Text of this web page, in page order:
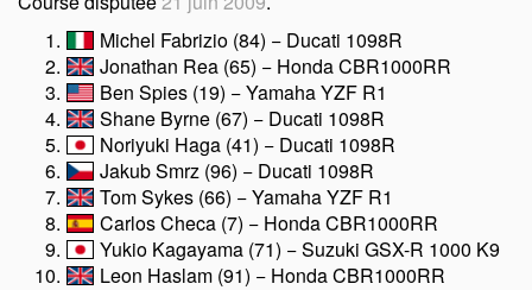
Michel Fabrizio (84) − Ducati 1098R
Jonathan Rea (65) − Honda CBR1000RR
Ben Spies (19) − Yamaha YZF R1
Shane Byrne (67) − Ducati 1098R
Noriyuki Haga (41) − Ducati 1098R
Jakub Smrz (96) − Ducati 1098R
Tom Sykes (66) − Yamaha YZF R1
Carlos Checa (7) − Honda CBR1000RR
Yukio Kagayama (71) − Suzuki GSX-R 1000 K9
Leon Haslam (91) − Honda CBR1000RR